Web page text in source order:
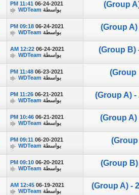
06-24-2021
11:41 PM
بواسطة WDTeam
06-24-2021
09:18 PM
بواسطة WDTeam
06-24-2021
12:22 AM
بواسطة WDTeam
06-23-2021
11:48 PM
بواسطة WDTeam
06-21-2021
11:26 PM
بواسطة WDTeam
06-21-2021
10:46 PM
بواسطة WDTeam
06-20-2021
09:11 PM
بواسطة WDTeam
06-20-2021
09:10 PM
بواسطة WDTeam
06-19-2021
12:45 AM
بواسطة WDTeam